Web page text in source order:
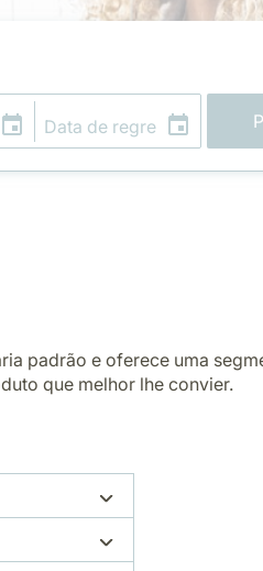
padrão e oferece uma
que melhor lhe convier.